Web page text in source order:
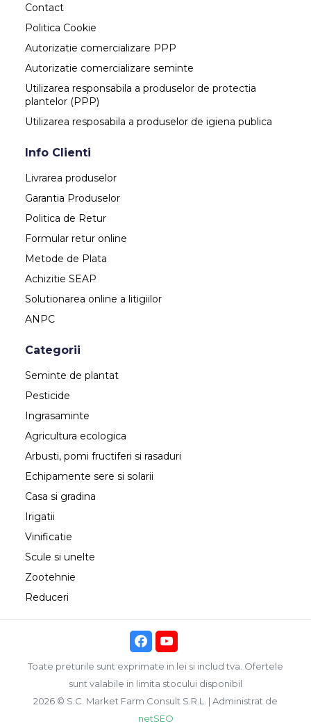
Contact
Politica Cookie
Autorizatie comercializare PPP
Autorizatie comercializare seminte
Utilizarea responsabila a produselor de protectia
plantelor (PPP)
Utilizarea resposabila a produselor de igiena publica
Info Clienti
Livrarea produselor
Garantia Produselor
Politica de Retur
Formular retur online
Metode de Plata
Achizitie SEAP
Solutionarea online a litigiilor
ANPC
Categorii
Seminte de plantat
Pesticide
Ingrasaminte
Agricultura ecologica
Arbusti, pomi fructiferi si rasaduri
Echipamente sere si solarii
Casa si gradina
Irigatii
Vinificatie
Scule si unelte
Zootehnie
Reduceri
Toate preturile sunt exprimate in lei si includ tva. Ofertele
sunt valabile in limita stocului disponibil
2026 © S.C. Market Farm Consult S.R.L. | Administrat de
netSEO